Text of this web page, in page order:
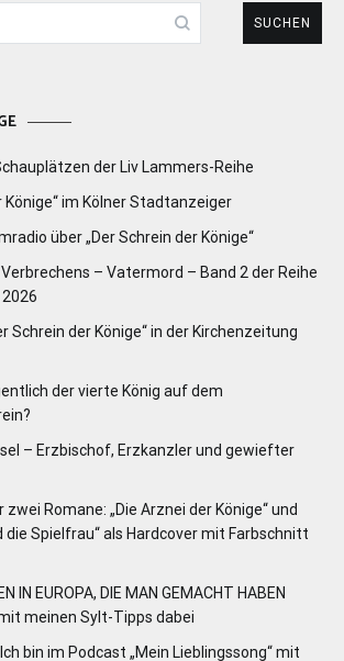
der Liv Lammers-Reihe
Könige“ im Kölner Stadtanzeiger
über „Der Schrein der Könige“
Verbrechens – Vatermord – Band 2 der Reihe
Schrein der Könige“ in der Kirchenzeitung
der vierte König auf dem
– Erzbischof, Erzkanzler und gewiefter
zwei Romane: „Die Arznei der Könige“ und
die Spielfrau“ als Hardcover mit Farbschnitt
IN EUROPA, DIE MAN GEMACHT HABEN
meinen Sylt-Tipps dabei
bin im Podcast „Mein Lieblingssong“ mit